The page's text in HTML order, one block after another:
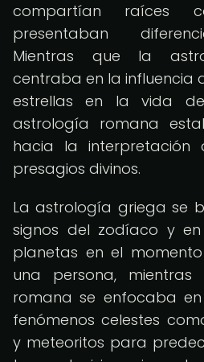
compartían raíces
presentaban
Mientras que la
centraba en la influencia
estrellas en la vida
astrología romana
hacia la interpretación
presagios divinos.
La astrología griega se
signos del zodíaco y
planetas en el
una persona,
romana se enfocaba
fenómenos celestes
y meteoritos para